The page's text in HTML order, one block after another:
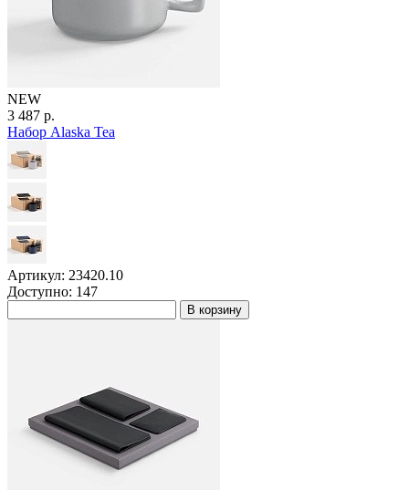
NEW
3 487 р.
Набор Alaska Tea
Артикул: 23420.10
Доступно: 147
В корзину